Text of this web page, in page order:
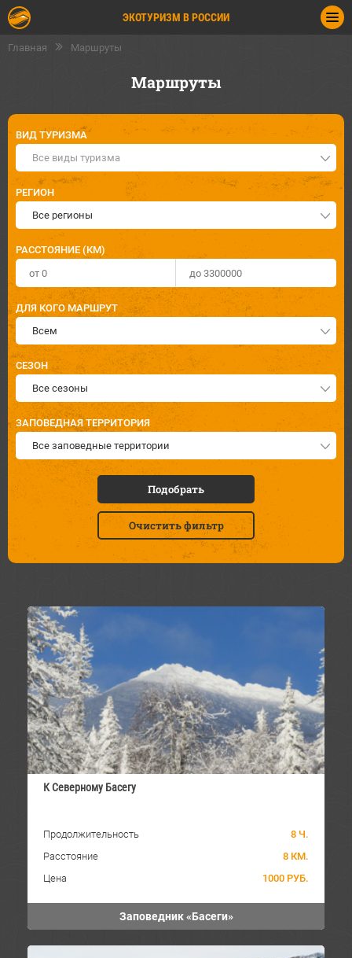
ЭКОТУРИЗМ В РОССИИ
Главная Маршруты
Маршруты
ВИД ТУРИЗМА
Все виды туризма
РЕГИОН
Все регионы
РАССТОЯНИЕ (КМ)
ДЛЯ КОГО МАРШРУТ
Всем
СЕЗОН
Все сезоны
ЗАПОВЕДНАЯ ТЕРРИТОРИЯ
Все заповедные территории
Подобрать
Очистить фильтр
К Северному Басегу
Продолжительность
8 Ч.
Расстояние
8 КМ.
Цена
1000 РУБ.
Заповедник «Басеги»